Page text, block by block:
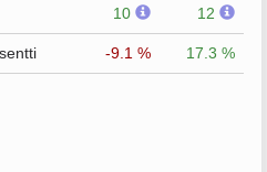
10 12
-9.1 %
17.3 %